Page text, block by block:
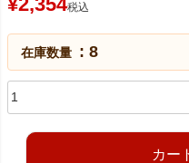
税込
在庫数量 8
カー